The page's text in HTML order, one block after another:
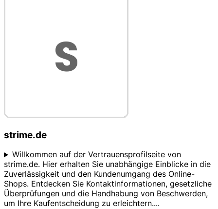
strime.de
Willkommen auf der Vertrauensprofilseite von
strime.de. Hier erhalten Sie unabhängige Einblicke in die
Zuverlässigkeit und den Kundenumgang des Online-
Shops. Entdecken Sie Kontaktinformationen, gesetzliche
Überprüfungen und die Handhabung von Beschwerden,
um Ihre Kaufentscheidung zu erleichtern....